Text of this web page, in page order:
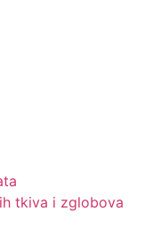
tkiva i zglobova